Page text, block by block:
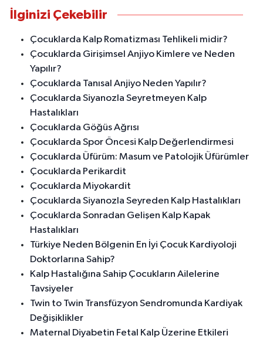
İlginizi Çekebilir
Çocuklarda Kalp Romatizması Tehlikeli midir?
Çocuklarda Girişimsel Anjiyo Kimlere ve Neden
Yapılır?
Çocuklarda Tanısal Anjiyo Neden Yapılır?
Çocuklarda Siyanozla Seyretmeyen Kalp
Hastalıkları
Çocuklarda Göğüs Ağrısı
Çocuklarda Spor Öncesi Kalp Değerlendirmesi
Çocuklarda Üfürüm: Masum ve Patolojik Üfürümler
Çocuklarda Perikardit
Çocuklarda Miyokardit
Çocuklarda Siyanozla Seyreden Kalp Hastalıkları
Çocuklarda Sonradan Gelişen Kalp Kapak
Hastalıkları
Türkiye Neden Bölgenin En İyi Çocuk Kardiyoloji
Doktorlarına Sahip?
Kalp Hastalığına Sahip Çocukların Ailelerine
Tavsiyeler
Twin to Twin Transfüzyon Sendromunda Kardiyak
Değişiklikler
Maternal Diyabetin Fetal Kalp Üzerine Etkileri